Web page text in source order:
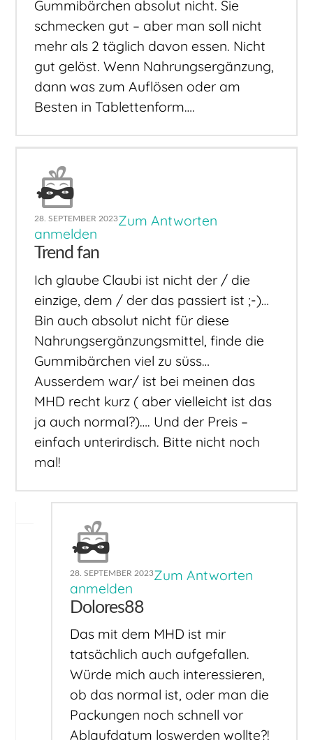
Gummibärchen absolut nicht. Sie
schmecken gut – aber man soll nicht
mehr als 2 täglich davon essen. Nicht
gut gelöst. Wenn Nahrungsergänzung,
dann was zum Auflösen oder am
Besten in Tablettenform….
28. SEPTEMBER 2023Zum Antworten
anmelden
Trend fan
Ich glaube Claubi ist nicht der / die
einzige, dem / der das passiert ist ;-)…
Bin auch absolut nicht für diese
Nahrungsergänzungsmittel, finde die
Gummibärchen viel zu süss…
Ausserdem war/ ist bei meinen das
MHD recht kurz ( aber vielleicht ist das
ja auch normal?)…. Und der Preis –
einfach unterirdisch. Bitte nicht noch
mal!
28. SEPTEMBER 2023Zum Antworten
anmelden
Dolores88
Das mit dem MHD ist mir
tatsächlich auch aufgefallen.
Würde mich auch interessieren,
ob das normal ist, oder man die
Packungen noch schnell vor
Ablaufdatum loswerden wollte?!